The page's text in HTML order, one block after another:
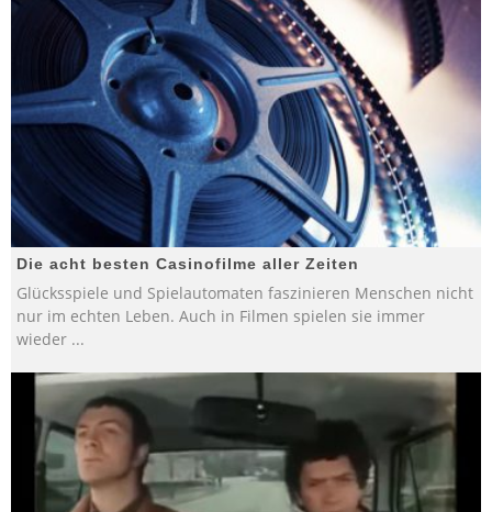
Die acht besten Casinofilme aller Zeiten
Glücksspiele und Spielautomaten faszinieren Menschen nicht
nur im echten Leben. Auch in Filmen spielen sie immer
wieder ...